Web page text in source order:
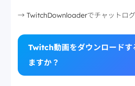
→ TwitchDownloaderでチャットログ
Twitch動画をダウンロードす
ますか？